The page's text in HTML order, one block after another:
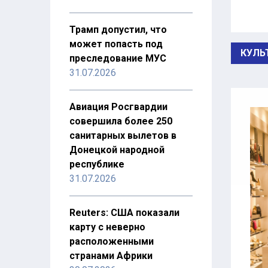
Трамп допустил, что
может попасть под
преследование МУС
31.07.2026
Авиация Росгвардии
совершила более 250
санитарных вылетов в
Донецкой народной
республике
31.07.2026
Reuters: США показали
карту с неверно
расположенными
странами Африки